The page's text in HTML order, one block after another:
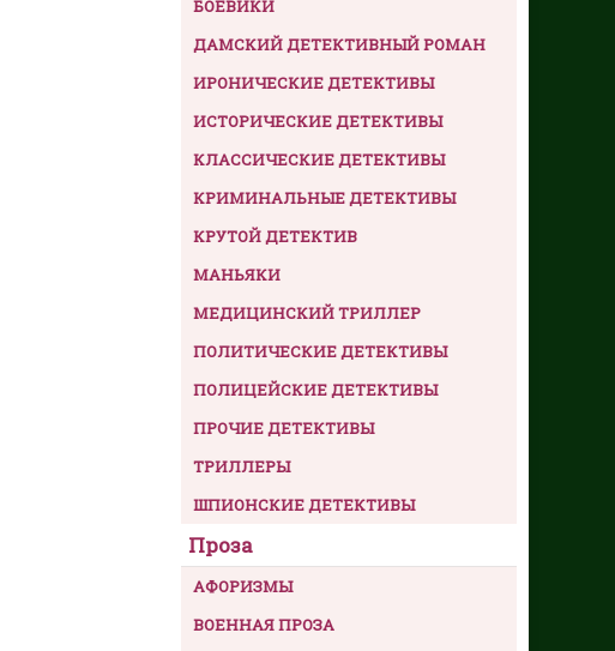
БОЕВИКИ
ДАМСКИЙ ДЕТЕКТИВНЫЙ РОМАН
ИРОНИЧЕСКИЕ ДЕТЕКТИВЫ
ИСТОРИЧЕСКИЕ ДЕТЕКТИВЫ
КЛАССИЧЕСКИЕ ДЕТЕКТИВЫ
КРИМИНАЛЬНЫЕ ДЕТЕКТИВЫ
КРУТОЙ ДЕТЕКТИВ
МАНЬЯКИ
МЕДИЦИНСКИЙ ТРИЛЛЕР
ПОЛИТИЧЕСКИЕ ДЕТЕКТИВЫ
ПОЛИЦЕЙСКИЕ ДЕТЕКТИВЫ
ПРОЧИЕ ДЕТЕКТИВЫ
ТРИЛЛЕРЫ
ШПИОНСКИЕ ДЕТЕКТИВЫ
Проза
АФОРИЗМЫ
ВОЕННАЯ ПРОЗА